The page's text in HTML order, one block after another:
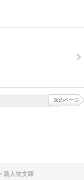
次のページ
新人物文庫